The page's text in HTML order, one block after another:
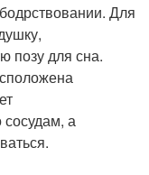
Для
позу для сна.
сосудам, а